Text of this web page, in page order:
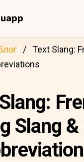
Text Slang:
Slang &